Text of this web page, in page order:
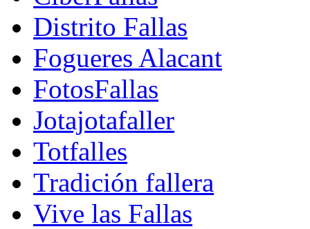
Distrito Fallas
Fogueres Alacant
FotosFallas
Jotajotafaller
Totfalles
Tradición fallera
Vive las Fallas